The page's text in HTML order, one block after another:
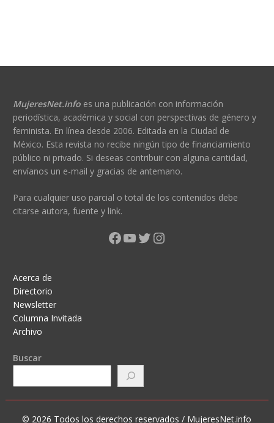
MujeresNet.infoes una publicación con información
periodística, académica y social con perspectivas de género y
feminista. En línea desde 2006. Editada en la Ciudad de
México. Esta revista no recibe ningún tipo de financiamiento
público ni privado. Si deseas contribuir con alguna cantidad,
envíanos un e-mail y gracias de antemano.
Para cualquier uso parcial o total de los contenidos debe
citarse autora, fuente y link.
Facebook
YouTube
Twitter
Instagram
Acerca de
Directorio
Newsletter
Columna Invitada
Archivo
Buscar
© 2026 Todos los derechos reservados / MujeresNet.info